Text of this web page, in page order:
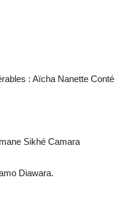
: Aïcha Nanette Conté
Sikhé Camara
Diawara.